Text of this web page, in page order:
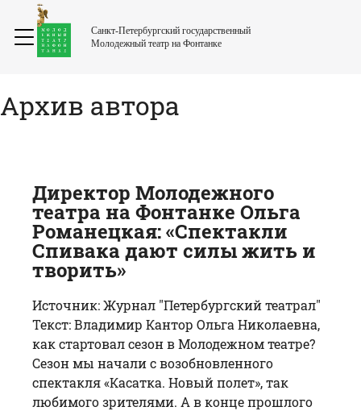
Санкт-Петербургский государственный
Молодежный театр на Фонтанке
Архив автора
Директор Молодежного
театра на Фонтанке Ольга
Романецкая: «Спектакли
Спивака дают силы жить и
творить»
Источник: Журнал "Петербургский театрал"
Текст: Владимир Кантор Ольга Николаевна,
как стартовал сезон в Молодежном театре?
Сезон мы начали с возобновленного
спектакля «Касатка. Новый полет», так
любимого зрителями. А в конце прошлого